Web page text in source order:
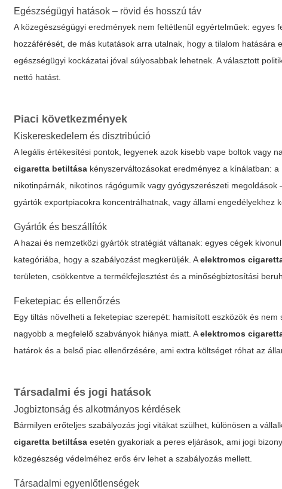
Egészségügyi hatások – rövid és hosszú táv
A közegészségügyi eredmények nem feltétlenül egyértelműek: egyes
hozzáférését, de más kutatások arra utalnak, hogy a tilalom
egészségügyi kockázatai jóval súlyosabbak lehetnek. A választott
nettó hatást.
Piaci következmények
Kiskereskedelem és disztribúció
A legális értékesítési pontok, legyenek azok kisebb vape boltok vagy
cigaretta betiltása kényszerváltozásokat eredményez a kínálatban:
nikotinpárnák, nikotinos rágógumik vagy gyógyszerészeti
gyártók exportpiacokra koncentrálhatnak, vagy állami engedélyekhez
Gyártók és beszállítók
A hazai és nemzetközi gyártók stratégiát váltanak: egyes cégek
kategóriába, hogy a szabályozást megkerüljék. Aelektromos
területen, csökkentve a termékfejlesztést és a minőségbiztosítási
Feketepiac és ellenőrzés
Egy tiltás növelheti a feketepiac szerepét: hamisított eszközök és
nagyobb a megfelelő szabványok hiánya miatt. Aelektromos
határok és a belső piac ellenőrzésére, ami extra költséget róhat az
Társadalmi és jogi hatások
Jogbiztonság és alkotmányos kérdések
Bármilyen erőteljes szabályozás jogi vitákat szülhet, különösen a
cigaretta betiltása esetén gyakoriak a peres eljárások, ami jogi
közegészség védelméhez erős érv lehet a szabályozás mellett.
Társadalmi egyenlőtlenségek